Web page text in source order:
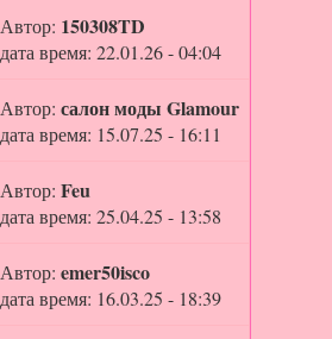
Автор: 150308TD
дата время: 22.01.26 - 04:04
Автор:салон моды Glamour
дата время: 15.07.25 - 16:11
Автор:Feu
дата время: 25.04.25 - 13:58
Автор:emer50isco
дата время: 16.03.25 - 18:39